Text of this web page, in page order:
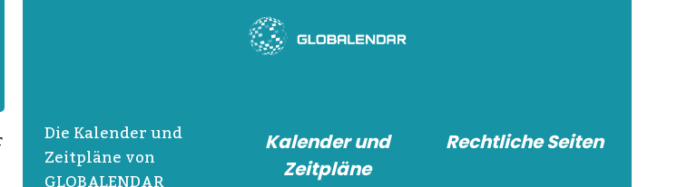
Die Kalender und
Zeitpläne von
Kalender und
Zeitpläne
Rechtliche Seiten